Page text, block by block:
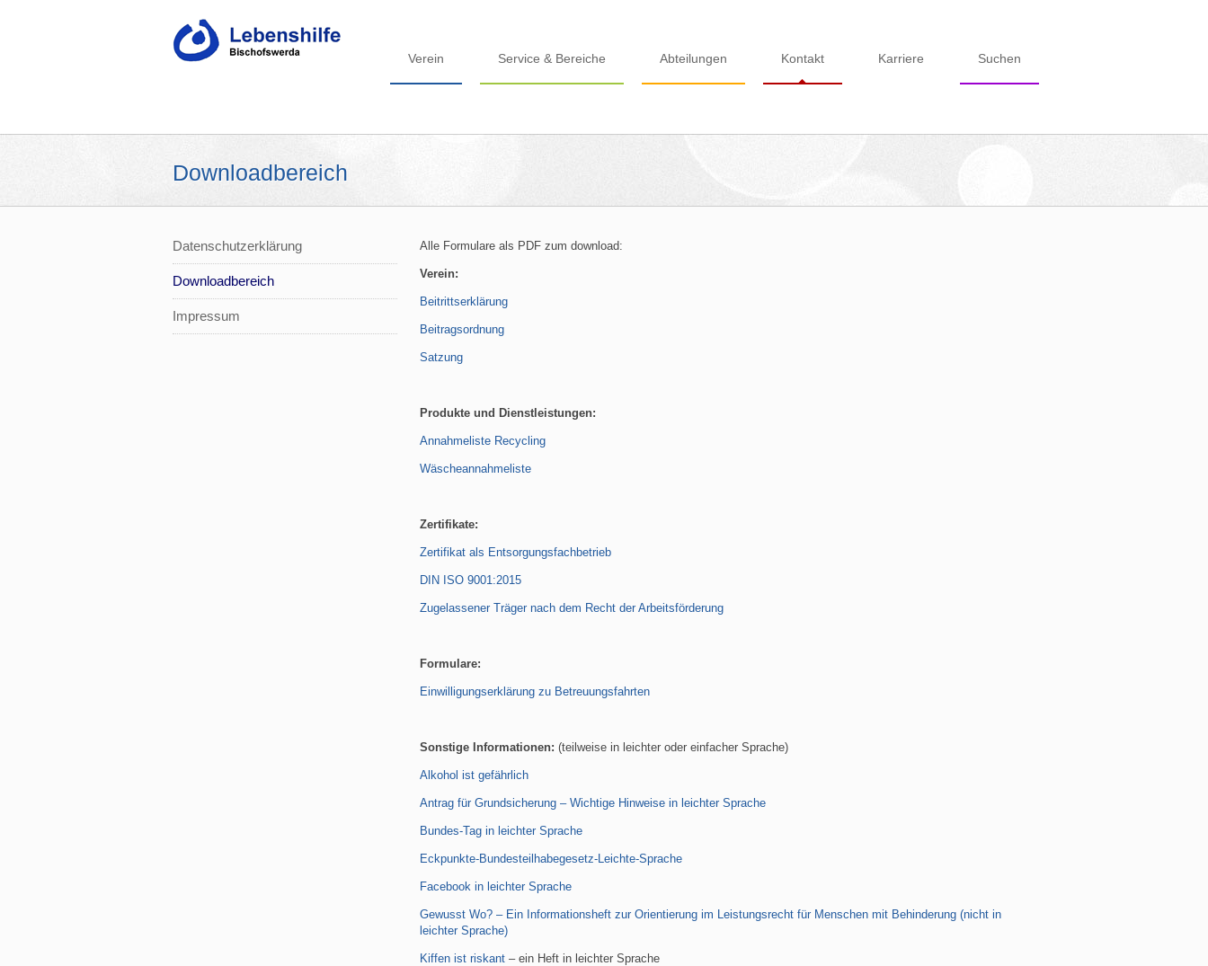
Verein Service & Bereiche Abteilungen Kontakt Karriere Suchen
Downloadbereich
Datenschutzerklärung
Downloadbereich
Impressum
Alle Formulare als PDF zum download:
Verein:
Beitrittserklärung
Beitragsordnung
Satzung
Produkte und Dienstleistungen:
Annahmeliste Recycling
Wäscheannahmeliste
Zertifikate:
Zertifikat als Entsorgungsfachbetrieb
DIN ISO 9001:2015
Zugelassener Träger nach dem Recht der Arbeitsförderung
Formulare:
Einwilligungserklärung zu Betreuungsfahrten
Sonstige Informationen: (teilweise in leichter oder einfacher Sprache)
Alkohol ist gefährlich
Antrag für Grundsicherung – Wichtige Hinweise in leichter Sprache
Bundes-Tag in leichter Sprache
Eckpunkte-Bundesteilhabegesetz-Leichte-Sprache
Facebook in leichter Sprache
Gewusst Wo? – Ein Informationsheft zur Orientierung im Leistungsrecht für Menschen mit Behinderung (nicht in
leichter Sprache)
Kiffen ist riskant – ein Heft in leichter Sprache